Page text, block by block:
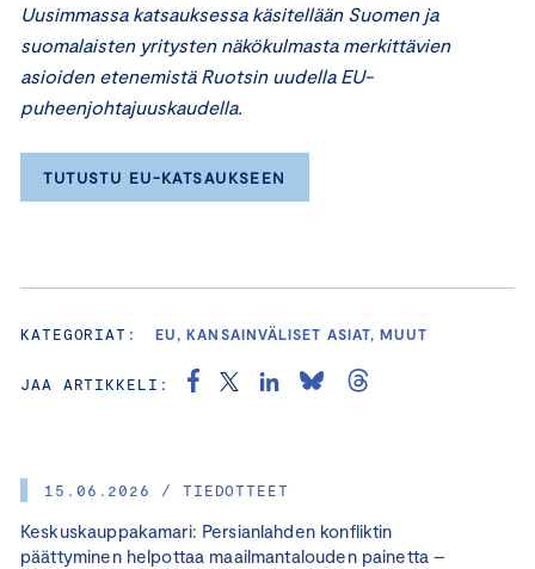
15.06.2026 / TIEDOTTEET
Keskuskauppakamari: Persianlahden konfliktin
päättyminen helpottaa maailmantalouden painetta –
Uusimmassa katsauksessa käsitellään Suomen ja
suomalaisten yritysten näkökulmasta merkittävien
asioiden etenemistä Ruotsin uudella EU-
puheenjohtajuuskaudella.
TUTUSTU EU-KATSAUKSEEN
KATEGORIAT: EU, KANSAINVÄLISET ASIAT, MUUT
JAA ARTIKKELI: